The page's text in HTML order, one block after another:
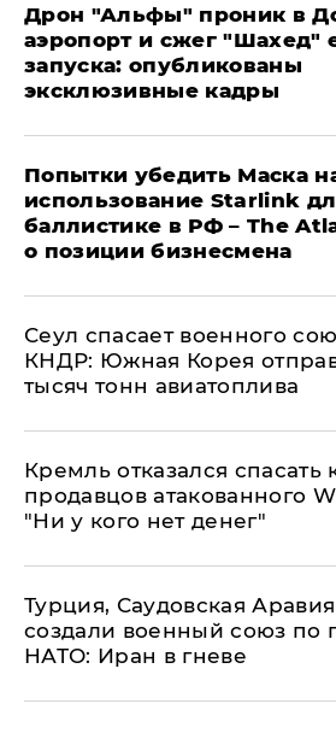
Дрон "Альфы" проник в
аэропорт и сжег "Шахед"
запуска: опубликованы
эксклюзивные кадры
Попытки убедить Маска
использование Starlink
баллистике в РФ – The
о позиции бизнесмена
​Сеул спасает военного
КНДР: Южная Корея
тысяч тонн авиатоплива
Кремль отказался спасать
продавцов атакованного
"Ни у кого нет денег"
Турция, Саудовская
создали военный союз по
НАТО: Иран в гневе